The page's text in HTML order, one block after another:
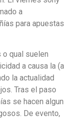
a
para apuestas
o qual suelen
a causa la (a
la actualidad
Tras el paso
se hacen algun
De evento,